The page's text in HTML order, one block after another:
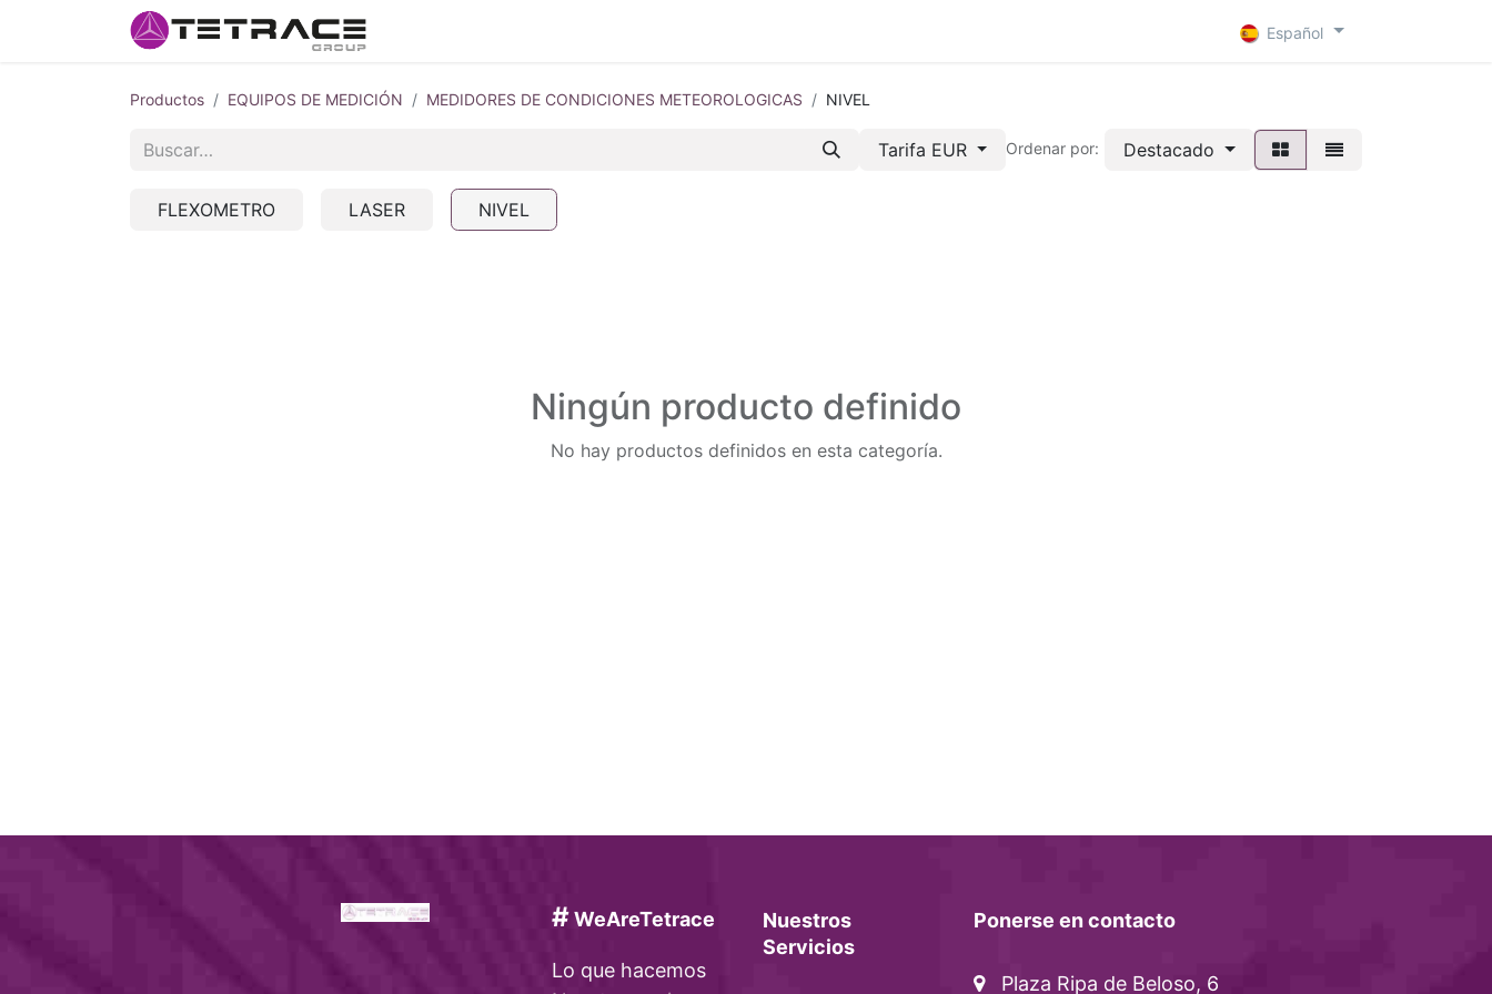
Español
Productos EQUIPOS DE MEDICIÓN MEDIDORES DE CONDICIONES METEOROLOGICAS NIVEL
Tarifa EUR Ordenar por: Destacado
FLEXOMETRO LASER NIVEL
Ningún producto definido
No hay productos definidos en esta categoría.
#WeAreTetrace
Lo que hacemos
Nuestros
Servicios
Ponerse en contacto
Plaza Ripa de Beloso, 6